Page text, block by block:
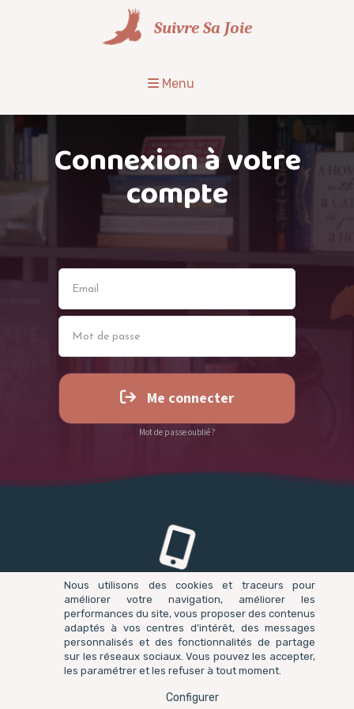
Suivre Sa Joie
Menu
Connexion à votre
compte
Me connecter
Mot de passe oublié ?
Réserver un appel gratuit
Nous utilisons des cookies et traceurs pour
améliorer votre navigation, améliorer les
performances du site, vous proposer des contenus
adaptés à vos centres d’intérêt, des messages
personnalisés et des fonctionnalités de partage
sur les réseaux sociaux. Vous pouvez les accepter,
les paramétrer et les refuser à tout moment.
Configurer